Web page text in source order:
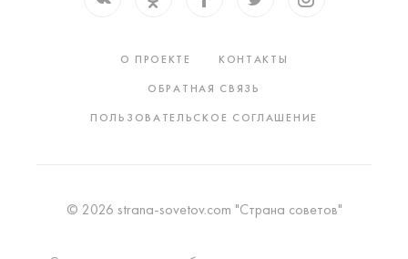
О ПРОЕКТЕ
КОНТАКТЫ
ОБРАТНАЯ СВЯЗЬ
ПОЛЬЗОВАТЕЛЬСКОЕ СОГЛАШЕНИЕ
© 2026 strana-sovetov.com "Страна советов"